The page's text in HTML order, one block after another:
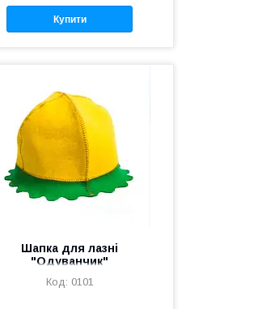
Купити
Шапка для лазні
"Одуванчик"
0101